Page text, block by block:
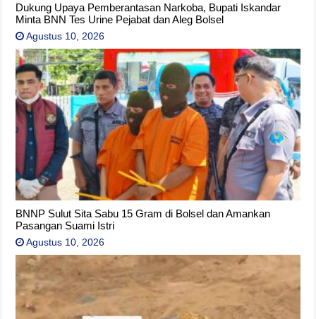
Dukung Upaya Pemberantasan Narkoba, Bupati Iskandar
Minta BNN Tes Urine Pejabat dan Aleg Bolsel
Agustus 10, 2026
BNNP Sulut Sita Sabu 15 Gram di Bolsel dan Amankan
Pasangan Suami Istri
Agustus 10, 2026